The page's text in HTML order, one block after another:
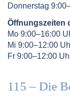
Donnerstag
Öffnungszeiten
Mo 9:00–16:00
Mi 9:00–12:00
Fr 9:00–12:00
115 – Die